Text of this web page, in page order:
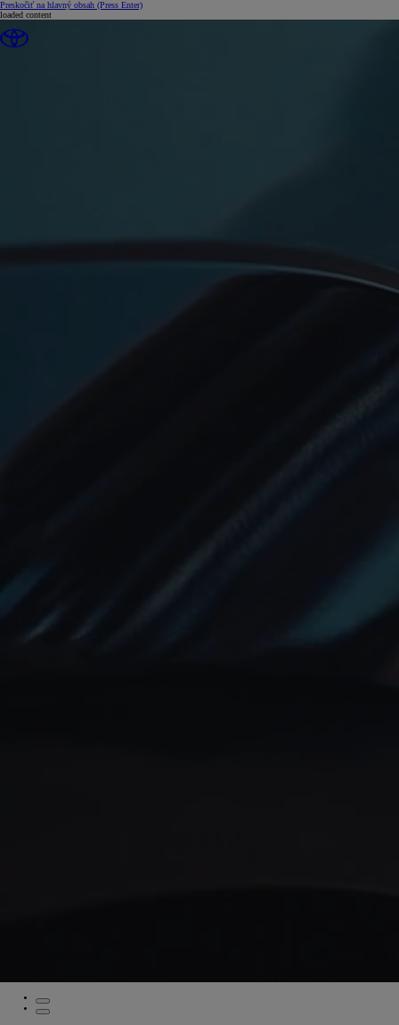
Preskočiť na hlavný obsah (Press Enter)
loaded content